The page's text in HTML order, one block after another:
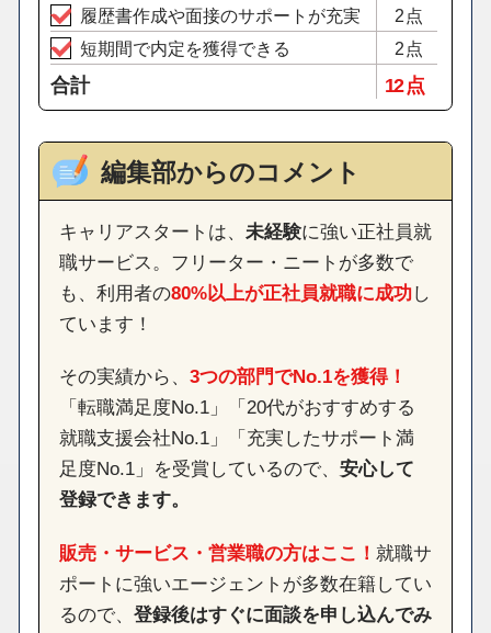
履歴書作成や面接のサポートが充実
2点
短期間で内定を獲得できる
2点
合計 12 点
編集部からのコメント
キャリアスタートは、 未経験に強い正社員就
職サービス。フリーター・ニートが多数で
も、利用者の80%以上が正社員就職に成功し
ています！
その実績から、 3つの部門でNo.1を獲得！
「転職満足度No.1」「20代がおすすめする
就職支援会社No.1」「充実したサポート満
足度No.1」を受賞しているので、 安心して
登録できます。
販売・サービス・営業職の方はここ！ 就職サ
ポートに強いエージェントが多数在籍してい
るので、 登録後はすぐに面談を申し込んでみ